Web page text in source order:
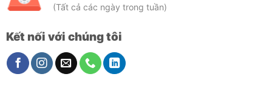
(Tất cả các ngày trong tuần)
Kết nối với chúng tôi